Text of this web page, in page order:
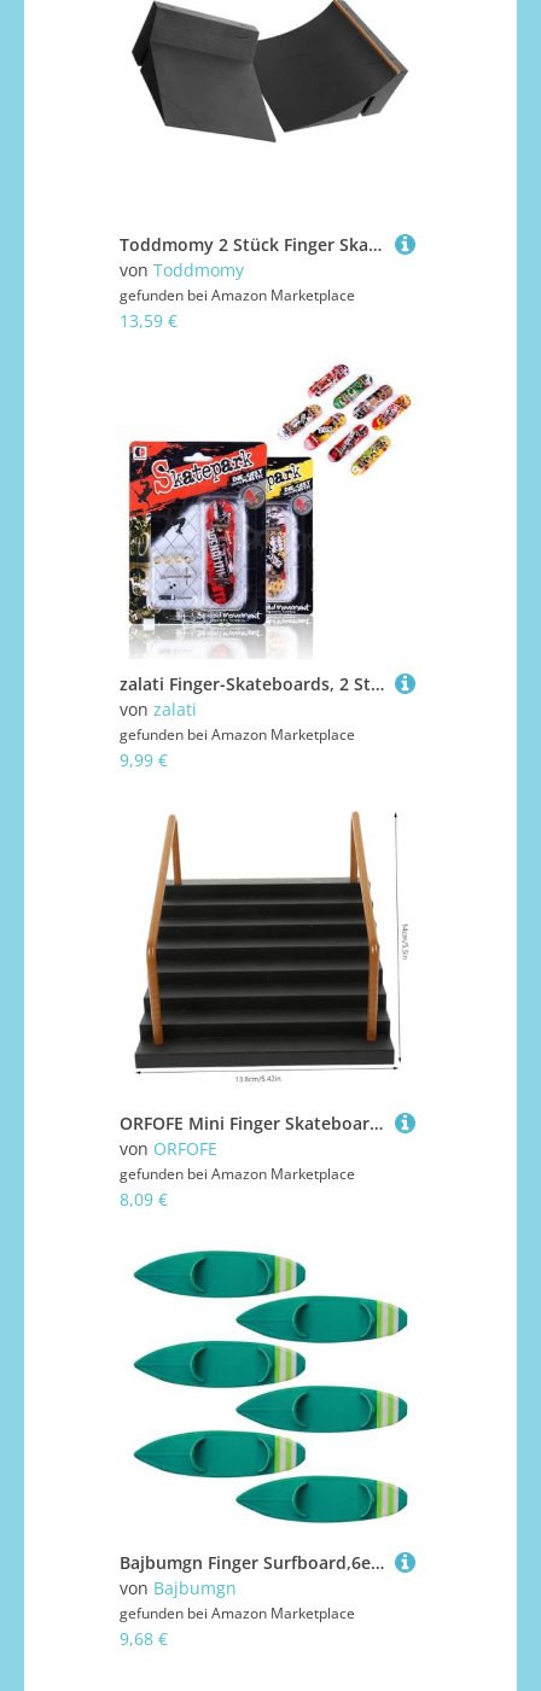
Toddmomy 2 Stück Finger Skateboard Rampe aus Robustem Kunststoff Fingerboard Park Zubehör für Fingerskateboard Training und Geschicklichkeitssteigerung für Schule und Zuhause
von Toddmomy
gefunden bei Amazon Marketplace
13,59 €
zalati Finger-Skateboards, 2 Stück, Mini-Griffbretter mit Ersatz-Set für alle Altersgruppen, Spiele, Fingerübungen – zufällige Farbe
von zalati
gefunden bei Amazon Marketplace
9,99 €
ORFOFE Mini Finger Skateboard Rampe aus Hochwertigem Material Sicher und Robust Fördert Fingerkoordination und Intelligenz Vielseitiges Skatepark Zubehör für Anfänger Skateboard Zubehör
von ORFOFE
gefunden bei Amazon Marketplace
8,09 €
Bajbumgn Finger Surfboard,6er Set Fingersurfbrett | Sammelbare Fingerboards Für Kinder Jugendliche Fenster Schreibtisch Deko Party Mitbringsel
von Bajbumgn
gefunden bei Amazon Marketplace
9,68 €